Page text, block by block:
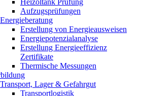
Aufzugsprüfungen
Energieberatung
Erstellung von Energieausweisen
Energiepotenzialanalyse
Erstellung Energieeffizienz
Zertifikate
Thermische Messungen
Transport, Lager & Gefahrgut
Transportlogistik